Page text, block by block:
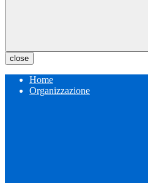
close
Home
Organizzazione